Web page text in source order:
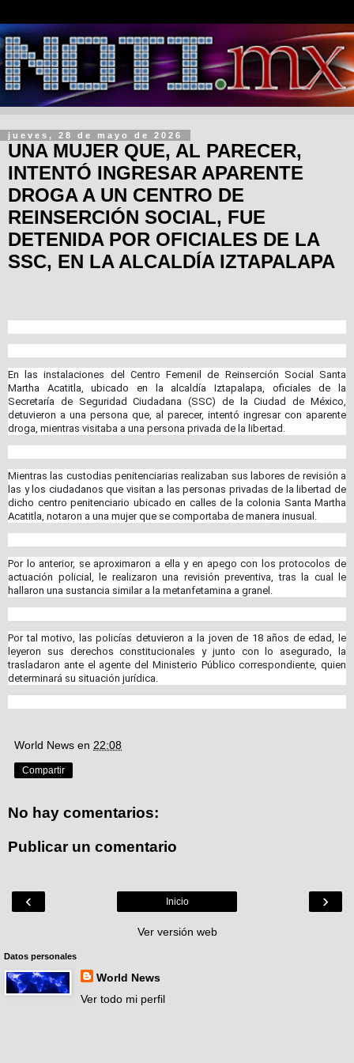
jueves, 28 de mayo de 2026
UNA MUJER QUE, AL PARECER,
INTENTÓ INGRESAR APARENTE
DROGA A UN CENTRO DE
REINSERCIÓN SOCIAL, FUE
DETENIDA POR OFICIALES DE LA
SSC, EN LA ALCALDÍA IZTAPALAPA
En las instalaciones del Centro Femenil de Reinserción Social Santa
Martha Acatitla, ubicado en la alcaldía Iztapalapa, oficiales de la
Secretaría de Seguridad Ciudadana (SSC) de la Ciudad de México,
detuvieron a una persona que, al parecer, intentó ingresar con aparente
droga, mientras visitaba a una persona privada de la libertad.
Mientras las custodias penitenciarias realizaban sus labores de revisión a
las y los ciudadanos que visitan a las personas privadas de la libertad de
dicho centro penitenciario ubicado en calles de la colonia Santa Martha
Acatitla, notaron a una mujer que se comportaba de manera inusual.
Por lo anterior, se aproximaron a ella y en apego con los protocolos de
actuación policial, le realizaron una revisión preventiva, tras la cual le
hallaron una sustancia similar a la metanfetamina a granel.
Por tal motivo, las policías detuvieron a la joven de 18 años de edad, le
leyeron sus derechos constitucionales y junto con lo asegurado, la
trasladaron ante el agente del Ministerio Público correspondiente, quien
determinará su situación jurídica.
World News en 22:08
Compartir
No hay comentarios:
Publicar un comentario
‹ ›
Inicio
Ver versión web
Datos personales
World News
Ver todo mi perfil